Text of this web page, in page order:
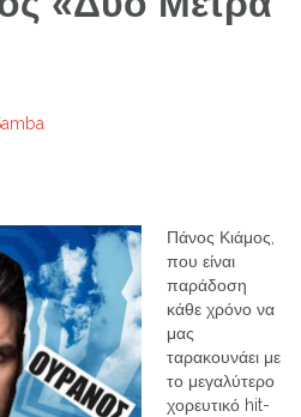
Πάνος Κιάμος,
που είναι
παράδοση
κάθε χρόνο να
μας
ταρακουνάει με
το μεγαλύτερο
χορευτικό hit-